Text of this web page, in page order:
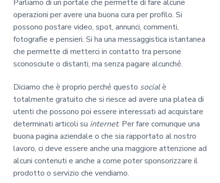
Parliamo di un portale che permette di fare alcune
operazioni per avere una buona cura per profilo. Si
possono postare video, spot, annunci, commenti,
fotografie e pensieri. Si ha una messaggistica istantanea
che permette di metterci in contatto tra persone
sconosciute o distanti, ma senza pagare alcunché.
Diciamo che è proprio perché questo socialè
totalmente gratuito che si riesce ad avere una platea di
utenti che possono poi essere interessati ad acquistare
determinati articoli su internet. Per fare comunque una
buona pagina aziendale o che sia rapportato al nostro
lavoro, ci deve essere anche una maggiore attenzione ad
alcuni contenuti e anche a come poter sponsorizzare il
prodotto o servizio che vendiamo.